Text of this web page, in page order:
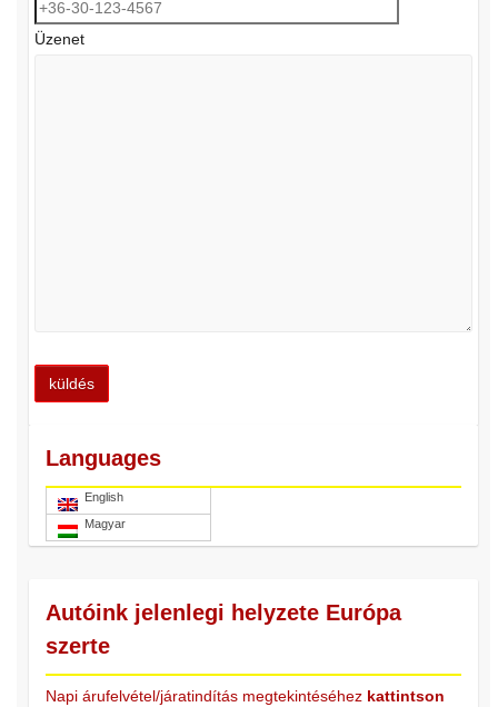
Üzenet
Languages
English
Magyar
Autóink jelenlegi helyzete Európa
szerte
Napi árufelvétel/járatindítás megtekintéséhez kattintson